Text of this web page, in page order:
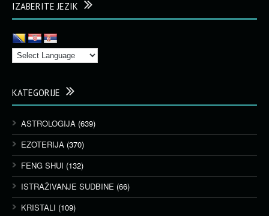
IZABERITE JEZIK
KATEGORIJE
ASTROLOGIJA (639)
EZOTERIJA (370)
FENG SHUI (132)
ISTRAŽIVANJE SUDBINE (66)
KRISTALI (109)